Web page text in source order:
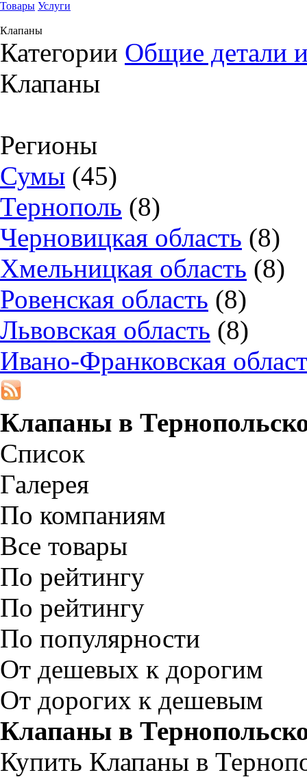
Товары Услуги
Клапаны
Категории Общие детали
Клапаны
Регионы
Сумы (45)
Тернополь (8)
Черновицкая область (8)
Хмельницкая область (8)
Ровенская область (8)
Львовская область (8)
Ивано-Франковская
Клапаны в
Список
Галерея
По компаниям
Все товары
По рейтингу
По рейтингу
По популярности
От дешевых к дорогим
От дорогих к дешевым
Клапаны в
Купить Клапаны в